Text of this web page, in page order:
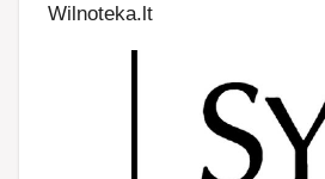
Wilnoteka.lt